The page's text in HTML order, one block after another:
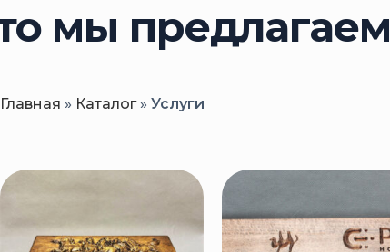
мы предлагаем
Главная » Каталог» Услуги